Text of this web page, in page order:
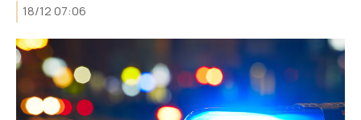
18/12 07:06